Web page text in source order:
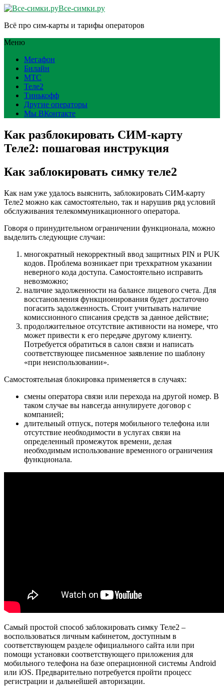
Все-симки.ру
Всё про сим-карты и тарифы операторов
Меню
Мегафон
Билайн
МТС
Теле2
Тинькофф
Другие операторы
Мы ВКонтакте
Как разблокировать СИМ-карту
Теле2: пошаговая инструкция
Как заблокировать симку теле2
Как нам уже удалось выяснить, заблокировать СИМ-карту
Теле2 можно как самостоятельно, так и нарушив ряд условий
обслуживания телекоммуникационного оператора.
Говоря о принудительном ограничении функционала, можно
выделить следующие случаи:
многократный некорректный ввод защитных PIN и PUK
кодов. Проблема возникает при трехкратном указании
неверного кода доступа. Самостоятельно исправить
невозможно;
наличие задолженности на балансе лицевого счета. Для
восстановления функционирования будет достаточно
погасить задолженность. Стоит учитывать наличие
комиссионного списания средств за данное действие;
продолжительное отсутствие активности на номере, что
может привести к его передаче другому клиенту.
Потребуется обратиться в салон связи и написать
соответствующее письменное заявление по шаблону
«при неиспользовании».
Самостоятельная блокировка применяется в случаях:
смены оператора связи или перехода на другой номер. В
таком случае вы навсегда аннулируете договор с
компанией;
длительный отпуск, потеря мобильного телефона или
отсутствие необходимости в услугах связи на
определенный промежуток времени, делая
необходимым использование временного ограничения
функционала.
Самый простой способ заблокировать симку Теле2 –
воспользоваться личным кабинетом, доступным в
соответствующем разделе официального сайта или при
помощи установки соответствующего приложения для
мобильного телефона на базе операционной системы Android
или iOS. Предварительно потребуется пройти процесс
регистрации и дальнейшей авторизации.